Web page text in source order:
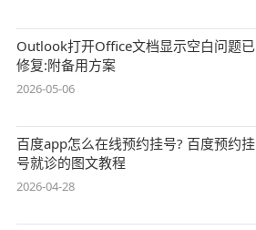
Outlook打开Office文档显示空白问题已
修复:附备用方案
2026-05-06
百度app怎么在线预约挂号? 百度预约挂
号就诊的图文教程
2026-04-28